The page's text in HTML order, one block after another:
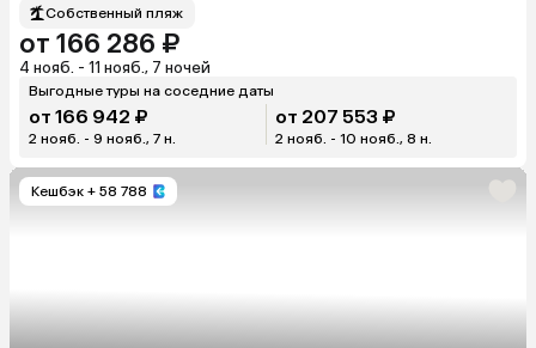
Собственный пляж
от 166 286 ₽
4 нояб. - 11 нояб., 7 ночей
Выгодные туры на соседние даты
от 166 942 ₽
2 нояб. - 9 нояб., 7 н.
от 207 553 ₽
2 нояб. - 10 нояб., 8 н.
Кешбэк + 58 788